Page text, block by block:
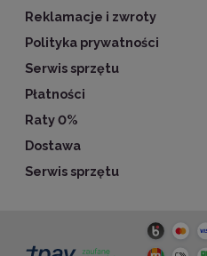
Reklamacje i zwroty
Polityka prywatności
Serwis sprzętu
Płatności
Raty 0%
Dostawa
Serwis sprzętu